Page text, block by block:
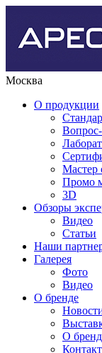
Москва
О продукции
Мастер
Промо
3D
Обзоры
Видео
Статьи
Наши
Галерея
Фото
Видео
О бренде
О